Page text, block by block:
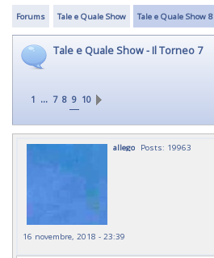
Forums Tale e Quale Show Tale e Quale Show 8
Tale e Quale Show - Il Torneo 7
1 ... 7 8 9 10
allego Posts: 19963
16 novembre, 2018 - 23:39